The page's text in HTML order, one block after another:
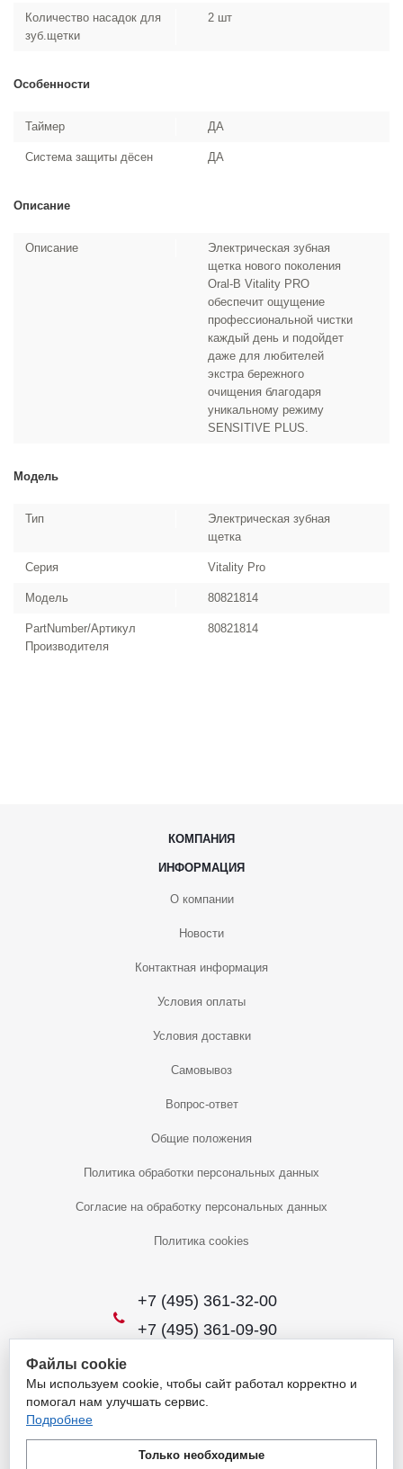
Количество насадок для
зуб.щетки
2 шт
Особенности
Таймер ДА
Система защиты дёсен ДА
Описание
Описание
Электрическая зубная
щетка нового поколения
Oral-B Vitality PRO
обеспечит ощущение
профессиональной чистки
каждый день и подойдет
даже для любителей
экстра бережного
очищения благодаря
уникальному режиму
SENSITIVE PLUS.
Модель
Тип
Электрическая зубная
щетка
Серия Vitality Pro
Модель 80821814
PartNumber/Артикул
Производителя
80821814
КОМПАНИЯ
ИНФОРМАЦИЯ
О компании
Новости
Контактная информация
Условия оплаты
Условия доставки
Самовывоз
Вопрос-ответ
Общие положения
Политика обработки персональных данных
Согласие на обработку персональных данных
Политика cookies
+7 (495) 361-32-00
+7 (495) 361-09-90
2026 © Уникальный интернет-магазин
Обращаем ваше внимание на то, что данный интернет-сайт носит
не является публичной офертой, определяемой положениями
Файлы cookie
Мы используем cookie, чтобы сайт работал корректно и
помогал нам улучшать сервис.
Подробнее
Только необходимые